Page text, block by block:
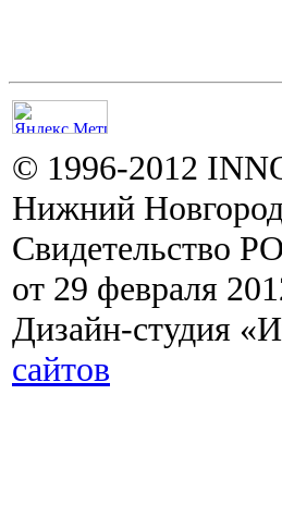
© 1996-2012
Нижний Новгород
от 29 февраля
Дизайн-студия
сайтов